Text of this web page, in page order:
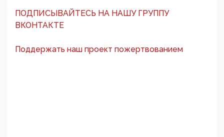
ПОДПИСЫВАЙТЕСЬ НА НАШУ ГРУППУ
ВКОНТАКТЕ
Поддержать наш проект пожертвованием